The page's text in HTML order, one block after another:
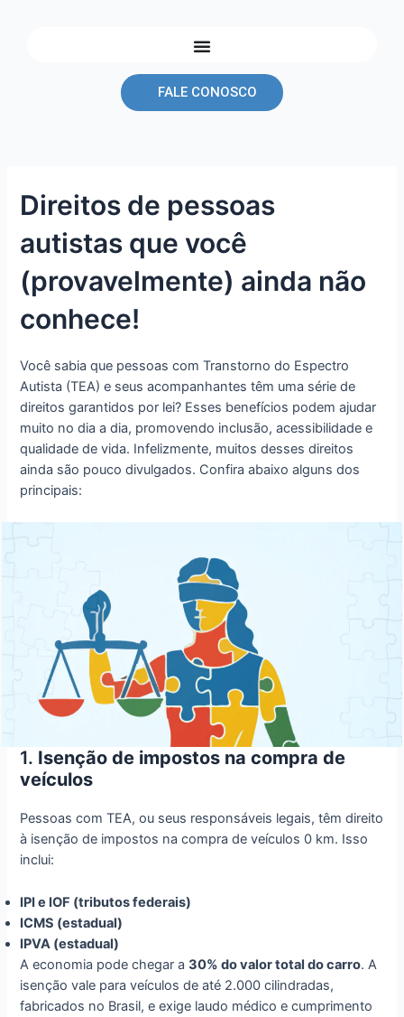
FALE CONOSCO
Direitos de pessoas
autistas que você
(provavelmente) ainda não
conhece!
Você sabia que pessoas com Transtorno do Espectro
Autista (TEA) e seus acompanhantes têm uma série de
direitos garantidos por lei? Esses benefícios podem ajudar
muito no dia a dia, promovendo inclusão, acessibilidade e
qualidade de vida. Infelizmente, muitos desses direitos
ainda são pouco divulgados. Confira abaixo alguns dos
principais:
1. Isenção de impostos na compra de
veículos
Pessoas com TEA, ou seus responsáveis legais, têm direito
à isenção de impostos na compra de veículos 0 km. Isso
inclui:
IPI e IOF (tributos federais)
ICMS (estadual)
IPVA (estadual)
A economia pode chegar a30% do valor total do carro. A
isenção vale para veículos de até 2.000 cilindradas,
fabricados no Brasil, e exige laudo médico e cumprimento